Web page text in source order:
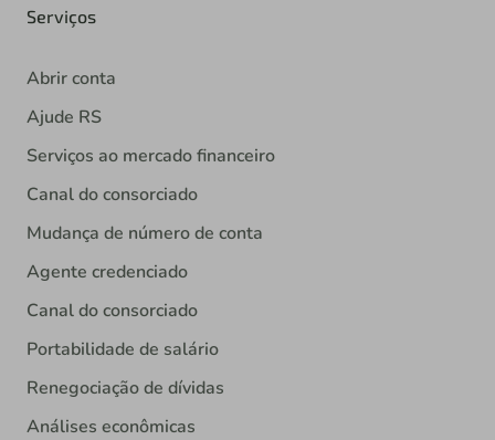
Serviços
Abrir conta
Ajude RS
Serviços ao mercado financeiro
Canal do consorciado
Mudança de número de conta
Agente credenciado
Canal do consorciado
Portabilidade de salário
Renegociação de dívidas
Análises econômicas